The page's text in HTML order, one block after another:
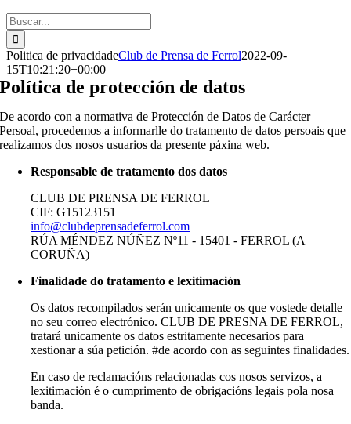
Buscar:
Politica de privacidadeClub de Prensa de Ferrol2022-09-
15T10:21:20+00:00
Política de protección de datos
De acordo con a normativa de Protección de Datos de Carácter
Persoal, procedemos a informarlle do tratamento de datos persoais que
realizamos dos nosos usuarios da presente páxina web.
Responsable de tratamento dos datos
CLUB DE PRENSA DE FERROL
CIF: G15123151
info@clubdeprensadeferrol.com
RÚA MÉNDEZ NÚÑEZ Nº11 - 15401 - FERROL (A
CORUÑA)
Finalidade do tratamento e lexitimación
Os datos recompilados serán unicamente os que vostede detalle
no seu correo electrónico. CLUB DE PRESNA DE FERROL,
tratará unicamente os datos estritamente necesarios para
xestionar a súa petición. #de acordo con as seguintes finalidades.
En caso de reclamacións relacionadas cos nosos servizos, a
lexitimación é o cumprimento de obrigacións legais pola nosa
banda.